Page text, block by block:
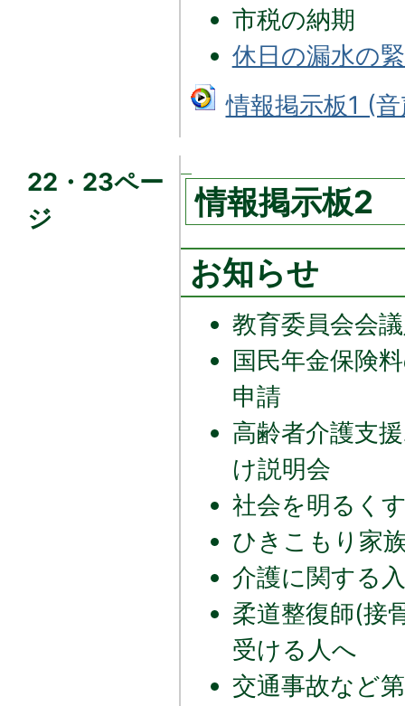
市税の納期
休日の漏水の
情報掲示板1 (
22・23ペー
ジ
情報掲示板2
お知らせ
教育委員会会
国民年金保険
申請
高齢者介護支
け説明会
社会を明るく
ひきこもり家
介護に関する
柔道整復師(接
受ける人へ
交通事故など